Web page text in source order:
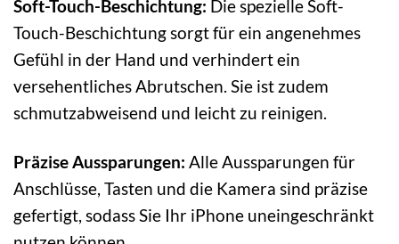
Soft-Touch-Beschichtung: Die spezielle Soft-
Touch-Beschichtung sorgt für ein angenehmes
Gefühl in der Hand und verhindert ein
versehentliches Abrutschen. Sie ist zudem
schmutzabweisend und leicht zu reinigen.
Präzise Aussparungen: Alle Aussparungen für
Anschlüsse, Tasten und die Kamera sind präzise
gefertigt, sodass Sie Ihr iPhone uneingeschränkt